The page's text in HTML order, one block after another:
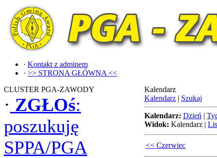
· Kontakt z adminem
· >> STRONA GŁÓWNA <<
CLUSTER PGA-ZAWODY
· ZGŁOś:
poszukuję
SPPA/PGA
Kalendarz
Kalendarz | Szukaj
Kalendarz: Dzień |
Widok: Kalendarz |
<< Czerwiec